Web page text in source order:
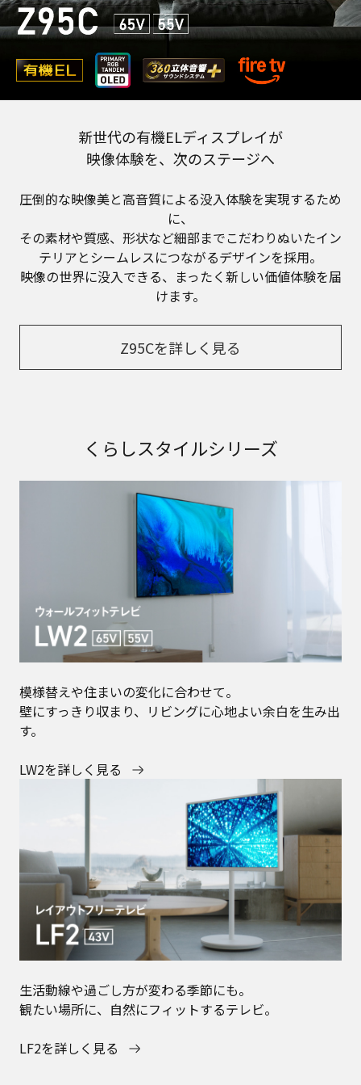
新世代の有機ELディスプレイが
映像体験を、次のステージへ​
圧倒的な映像美と高音質による没入体験を実現するため
に、
その素材や質感、形状など細部までこだわりぬいたイン
テリアとシームレスにつながるデザインを採用。
映像の世界に没入できる、まったく新しい価値体験を届
けます。
Z95Cを詳しく見る
くらしスタイルシリーズ
模様替えや住まいの変化に合わせて。​
壁にすっきり収まり、リビングに心地よい余白を生み出
す。​
LW2を詳しく見る
生活動線や過ごし方が変わる季節にも。
観たい場所に、自然にフィットするテレビ。​
LF2を詳しく見る